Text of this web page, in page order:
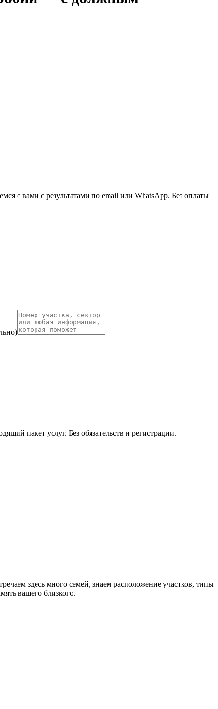
с вами с результатами по email или WhatsApp. Без оплаты
пакет услуг. Без обязательств и регистрации.
здесь много семей, знаем расположение участков, типы
вашего близкого.